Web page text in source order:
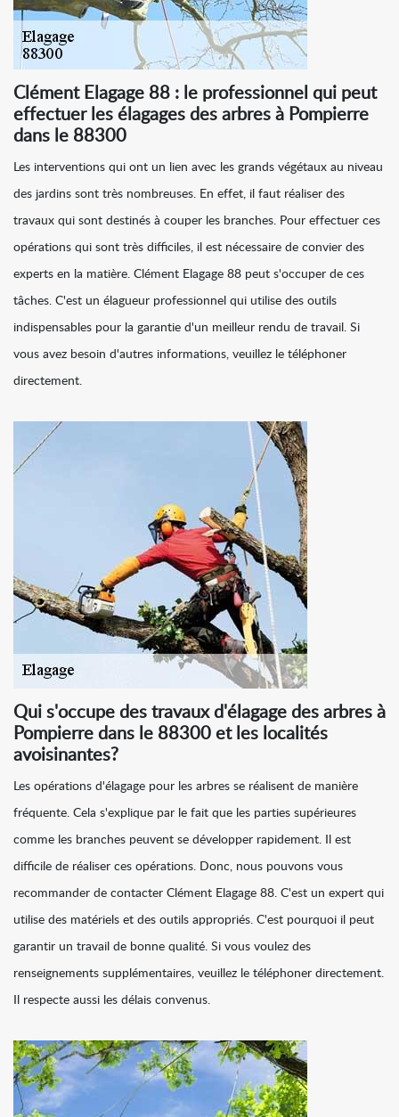
Clément Elagage 88 : le professionnel qui peut
effectuer les élagages des arbres à Pompierre
dans le 88300
Les interventions qui ont un lien avec les grands végétaux au niveau
des jardins sont très nombreuses. En effet, il faut réaliser des
travaux qui sont destinés à couper les branches. Pour effectuer ces
opérations qui sont très difficiles, il est nécessaire de convier des
experts en la matière. Clément Elagage 88 peut s'occuper de ces
tâches. C'est un élagueur professionnel qui utilise des outils
indispensables pour la garantie d'un meilleur rendu de travail. Si
vous avez besoin d'autres informations, veuillez le téléphoner
directement.
Qui s'occupe des travaux d'élagage des arbres à
Pompierre dans le 88300 et les localités
avoisinantes?
Les opérations d'élagage pour les arbres se réalisent de manière
fréquente. Cela s'explique par le fait que les parties supérieures
comme les branches peuvent se développer rapidement. Il est
difficile de réaliser ces opérations. Donc, nous pouvons vous
recommander de contacter Clément Elagage 88. C'est un expert qui
utilise des matériels et des outils appropriés. C'est pourquoi il peut
garantir un travail de bonne qualité. Si vous voulez des
renseignements supplémentaires, veuillez le téléphoner directement.
Il respecte aussi les délais convenus.